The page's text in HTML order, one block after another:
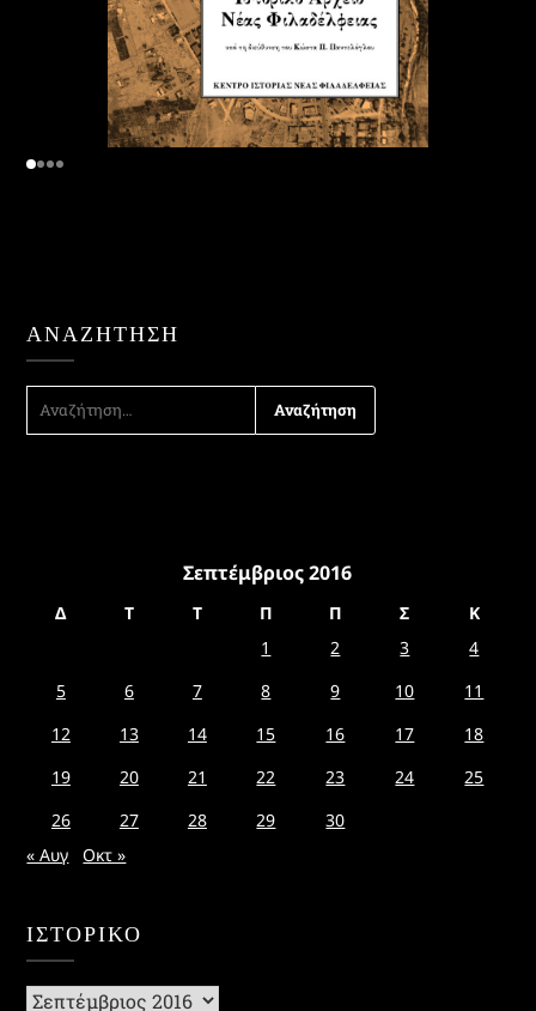
ΑΝΑΖΉΤΗΣΗ
ΑΝΑΖΉΤΗΣΗ
ΓΙΑ:
Σεπτέμβριος 2016
Δ Τ Τ Π Π Σ
Κ
1
2 3
4
5
6 7 8 9 10
11
12
13 14 15 16 17
18
19
20 21 22 23 24
25
26
27 28 29
30
« Αυγ
Οκτ »
ΙΣΤΟΡΙΚΌ
Ιστορικό